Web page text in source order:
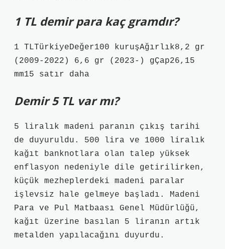
1 TL demir para kaç gramdır?
1 TLTürkiyeDeğer100 kuruşAğırlık8,2 gr
(2009-2022) 6,6 gr (2023-) gÇap26,15
mm15 satır daha
Demir 5 TL var mı?
5 liralık madeni paranın çıkış tarihi
de duyuruldu. 500 lira ve 1000 liralık
kağıt banknotlara olan talep yüksek
enflasyon nedeniyle dile getirilirken,
küçük mezheplerdeki madeni paralar
işlevsiz hale gelmeye başladı. Madeni
Para ve Pul Matbaası Genel Müdürlüğü,
kağıt üzerine basılan 5 liranın artık
metalden yapılacağını duyurdu.